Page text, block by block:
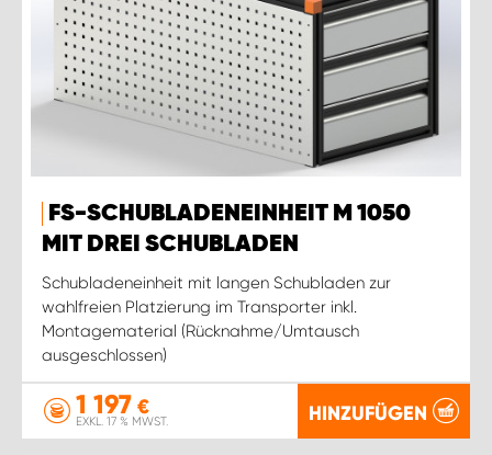
FS-SCHUBLADENEINHEIT M 1050
MIT DREI SCHUBLADEN
Schubladeneinheit mit langen Schubladen zur
wahlfreien Platzierung im Transporter inkl.
Montagematerial (Rücknahme/Umtausch
ausgeschlossen)
1 197 €
EXKL. 17 % MWST. HINZUFÜGEN